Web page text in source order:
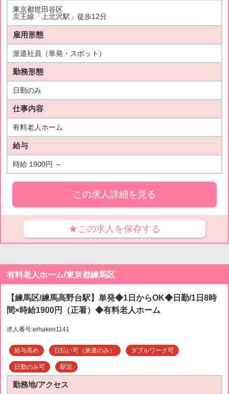
東京都世田谷区
京王線「上北沢駅」徒歩12分
雇用形態
派遣社員（単発・スポット）
勤務形態
日勤のみ
仕事内容
有料老人ホーム
給与
時給 1900円 ～
この求人詳細を見る
★この求人を保存する
有料老人ホーム/東京都練馬区
【練馬区/練馬高野台駅】単発◆1日からOK◆日勤/1日8時
間×時給1900円（正看）◆有料老人ホーム
求人番号:erhaken1141
給与高め 日払い可（派遣のみ） ダブルワーク可
日勤のみ可 駅近
勤務地/アクセス